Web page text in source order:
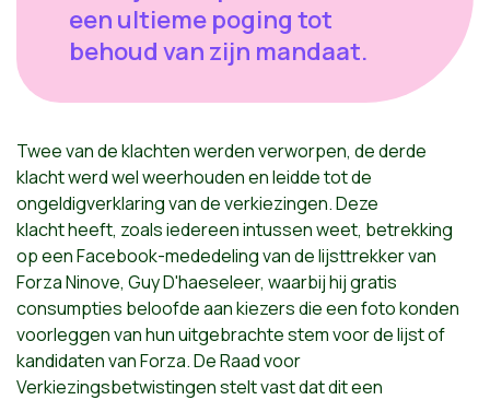
een ultieme poging tot
behoud van zijn mandaat.
Twee van de klachten werden verworpen, de derde
klacht werd wel weerhouden en leidde tot de
ongeldigverklaring van de verkiezingen. Deze
klacht heeft, zoals iedereen intussen weet, betrekking
op een Facebook-mededeling van de lijsttrekker van
Forza Ninove, Guy D'haeseleer, waarbij hij gratis
consumpties beloofde aan kiezers die een foto konden
voorleggen van hun uitgebrachte stem voor de lijst of
kandidaten van Forza. De Raad voor
Verkiezingsbetwistingen stelt vast dat dit een